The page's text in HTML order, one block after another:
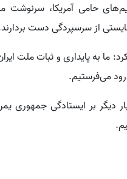
حامی آمریکا، سرنوشت
از سرسپردگی دست
ما به پایداری و ثبات ملت
می‌فرستیم.
دیگر بر ایستادگی جمهوری